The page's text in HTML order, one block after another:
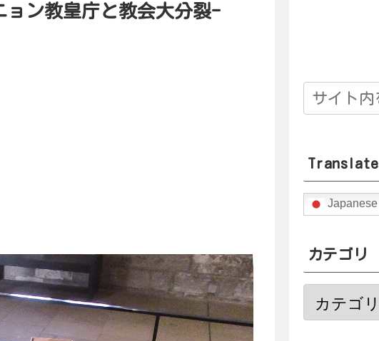
ン教皇庁と教会大分裂-
Translate
Japanese
カテゴリ